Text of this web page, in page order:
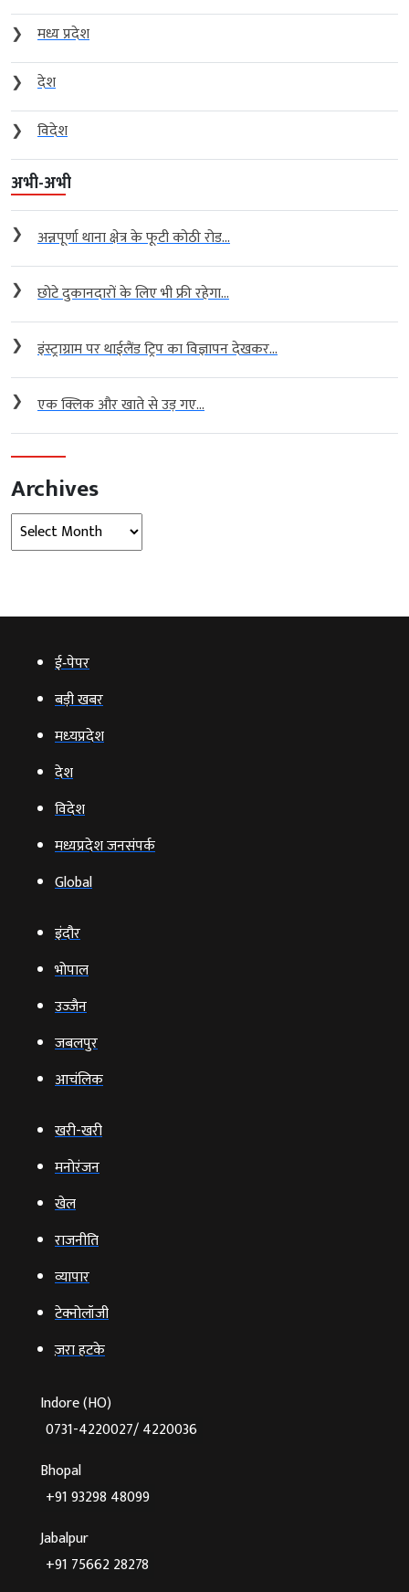
❯
मध्य प्रदेश
❯
देश
❯
विदेश
अभी-अभी
❯ अन्नपूर्णा थाना क्षेत्र के फूटी कोठी रोड...
❯ छोटे दुकानदारों के लिए भी फ्री रहेगा...
❯ इंस्ट्राग्राम पर थाईलैंड ट्रिप का विज्ञापन देखकर...
❯ एक क्लिक और खाते से उड़ गए...
Archives
Archives
ई‑पेपर
बड़ी खबर
मध्‍यप्रदेश
देश
विदेश
मध्यप्रदेश जनसंपर्क
Global
इंदौर
भोपाल
उज्‍जैन
जबलपुर
आचंलिक
खरी-खरी
मनोरंजन
खेल
राजनीति
व्‍यापार
टेक्‍नोलॉजी
ज़रा हटके
Indore (HO)
0731-4220027/ 4220036
Bhopal
+91 93298 48099
Jabalpur
+91 75662 28278